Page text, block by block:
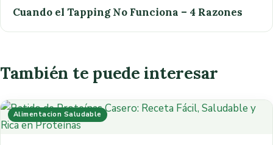
Cuando el Tapping No Funciona – 4 Razones
También te puede interesar
Alimentacion Saludable